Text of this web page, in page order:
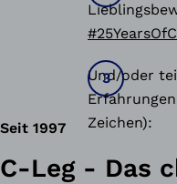
Und/oder
Zeichen):
Seit 1997
C-Leg - Das